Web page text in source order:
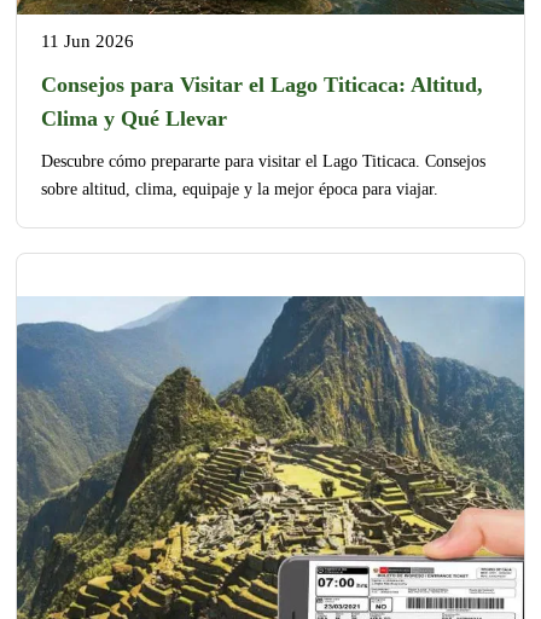
11 Jun 2026
Consejos para Visitar el Lago Titicaca: Altitud,
Clima y Qué Llevar
Descubre cómo prepararte para visitar el Lago Titicaca. Consejos
sobre altitud, clima, equipaje y la mejor época para viajar.